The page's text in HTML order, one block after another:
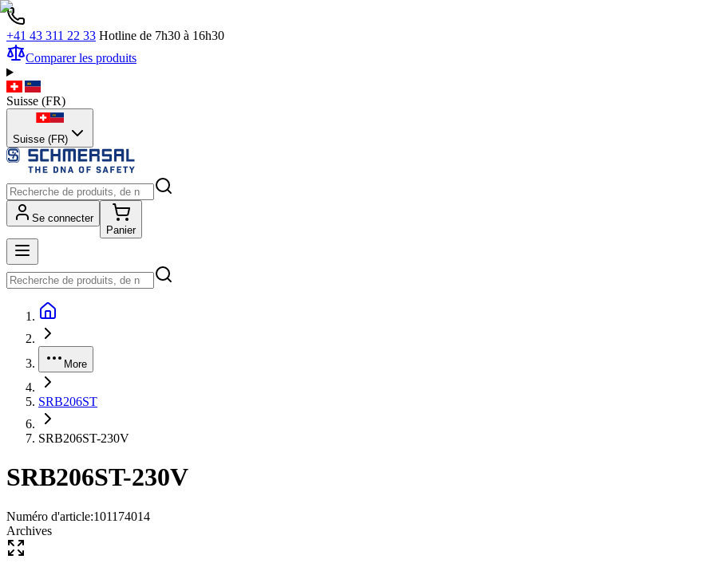
+41 43 311 22 33 Hotline de 7h30 à 16h30
Comparer les produits
Suisse (FR)
Suisse (FR)
Se connecter
Panier
More
SRB206ST
SRB206ST-230V
SRB206ST-230V
Numéro d'article:101174014
Archives